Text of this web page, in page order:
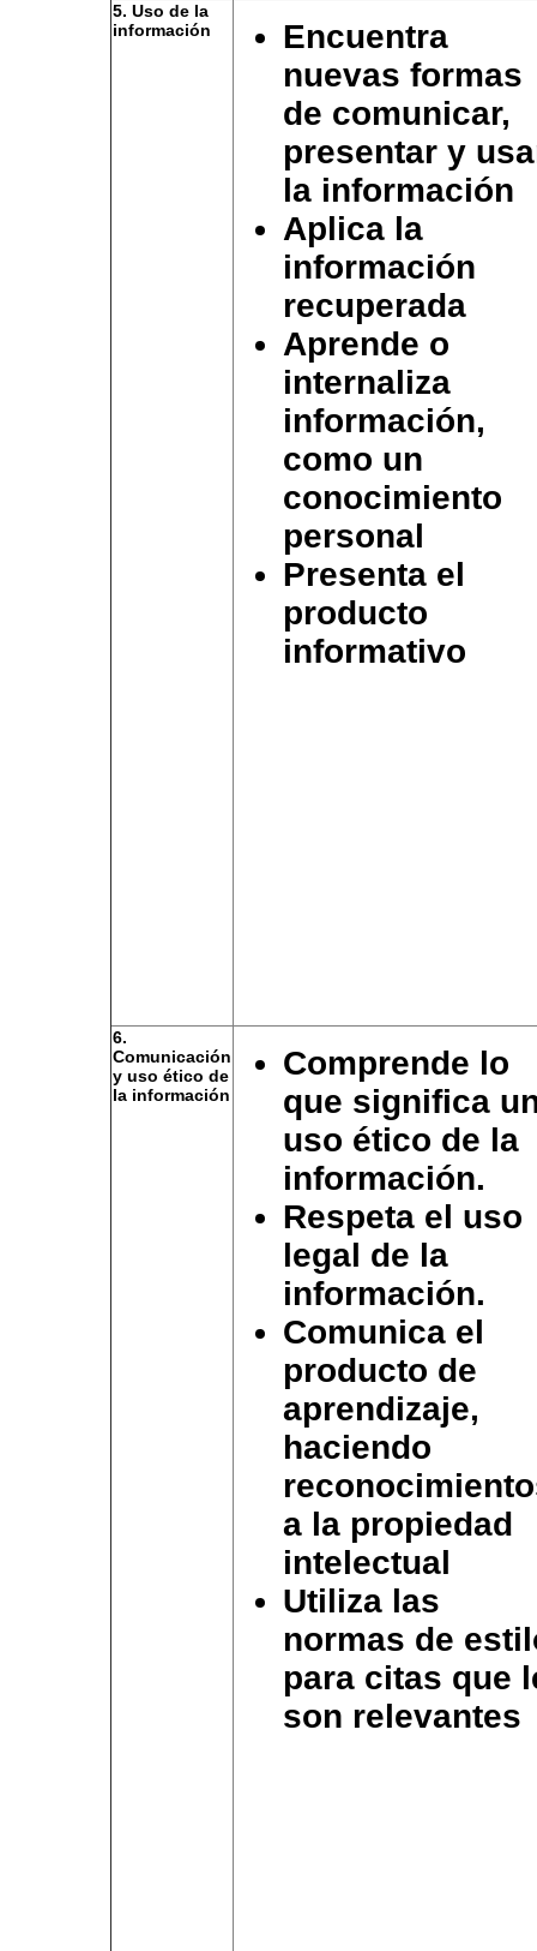
5. Uso de la
información
Encuentra
nuevas formas
de comunicar,
presentar y
la información
Aplica la
información
recuperada
Aprende o
internaliza
información,
como un
conocimiento
personal
Presenta el
producto
informativo
6.
Comunicación
y uso ético de
la información
Comprende lo
que significa
uso ético de la
información.
Respeta el uso
legal de la
información.
Comunica el
producto de
aprendizaje,
haciendo
a la propiedad
intelectual
Utiliza las
normas de
para citas que
son relevantes